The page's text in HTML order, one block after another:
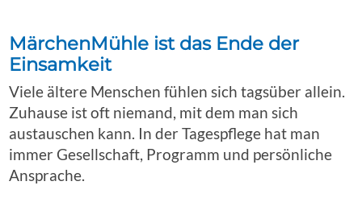
MärchenMühle ist das Ende der
Einsamkeit
Viele ältere Menschen fühlen sich tagsüber allein.
Zuhause ist oft niemand, mit dem man sich
austauschen kann. In der Tagespflege hat man
immer Gesellschaft, Programm und persönliche
Ansprache.